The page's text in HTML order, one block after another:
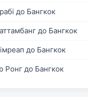
до Бангкок
до Бангкок
до Бангкок
Ронг до Бангкок